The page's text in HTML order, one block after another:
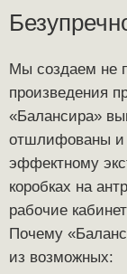
Мы создаем не
произведения
«Балансира»
отшлифованы и
эффектному
коробках на
рабочие
Почему
из возможных: